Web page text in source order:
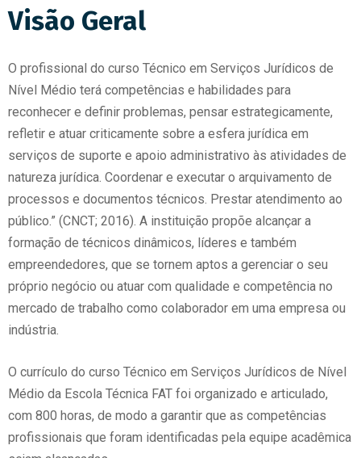
Visão Geral
O profissional do curso Técnico em Serviços Jurídicos de
Nível Médio terá competências e habilidades para
reconhecer e definir problemas, pensar estrategicamente,
refletir e atuar criticamente sobre a esfera jurídica em
serviços de suporte e apoio administrativo às atividades de
natureza jurídica. Coordenar e executar o arquivamento de
processos e documentos técnicos. Prestar atendimento ao
público.” (CNCT; 2016). A instituição propõe alcançar a
formação de técnicos dinâmicos, líderes e também
empreendedores, que se tornem aptos a gerenciar o seu
próprio negócio ou atuar com qualidade e competência no
mercado de trabalho como colaborador em uma empresa ou
indústria.
O currículo do curso Técnico em Serviços Jurídicos de Nível
Médio da Escola Técnica FAT foi organizado e articulado,
com 800 horas, de modo a garantir que as competências
profissionais que foram identificadas pela equipe acadêmica